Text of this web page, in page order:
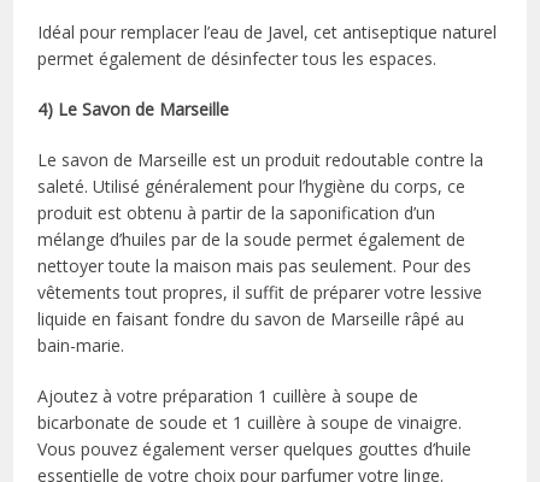
Idéal pour remplacer l’eau de Javel, cet antiseptique naturel
permet également de désinfecter tous les espaces.
4) Le Savon de Marseille
Le savon de Marseille est un produit redoutable contre la
saleté. Utilisé généralement pour l’hygiène du corps, ce
produit est obtenu à partir de la saponification d’un
mélange d’huiles par de la soude permet également de
nettoyer toute la maison mais pas seulement. Pour des
vêtements tout propres, il suffit de préparer votre lessive
liquide en faisant fondre du savon de Marseille râpé au
bain-marie.
Ajoutez à votre préparation 1 cuillère à soupe de
bicarbonate de soude et 1 cuillère à soupe de vinaigre.
Vous pouvez également verser quelques gouttes d’huile
essentielle de votre choix pour parfumer votre linge.